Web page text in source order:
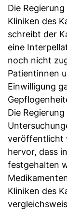
Die
Kliniken des
schreibt der
eine
noch nicht
Patientinnen
Einwilligung
Die
veröffentlicht
hervor, dass
festgehalten
Kliniken des